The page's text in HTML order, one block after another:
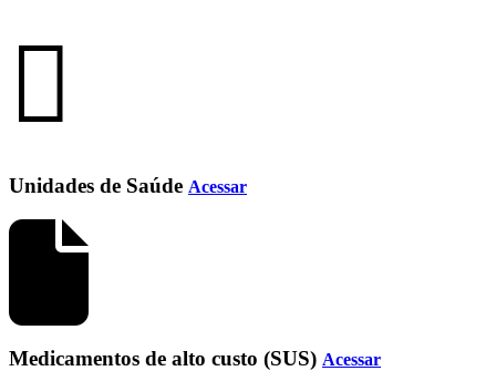
Unidades de Saúde Acessar
Medicamentos de alto custo (SUS) Acessar